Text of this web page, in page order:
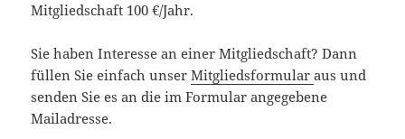
Mitgliedschaft 100 €/Jahr.
Sie haben Interesse an einer Mitgliedschaft? Dann
füllen Sie einfach unserMitgliedsformularaus und
senden Sie es an die im Formular angegebene
Mailadresse.